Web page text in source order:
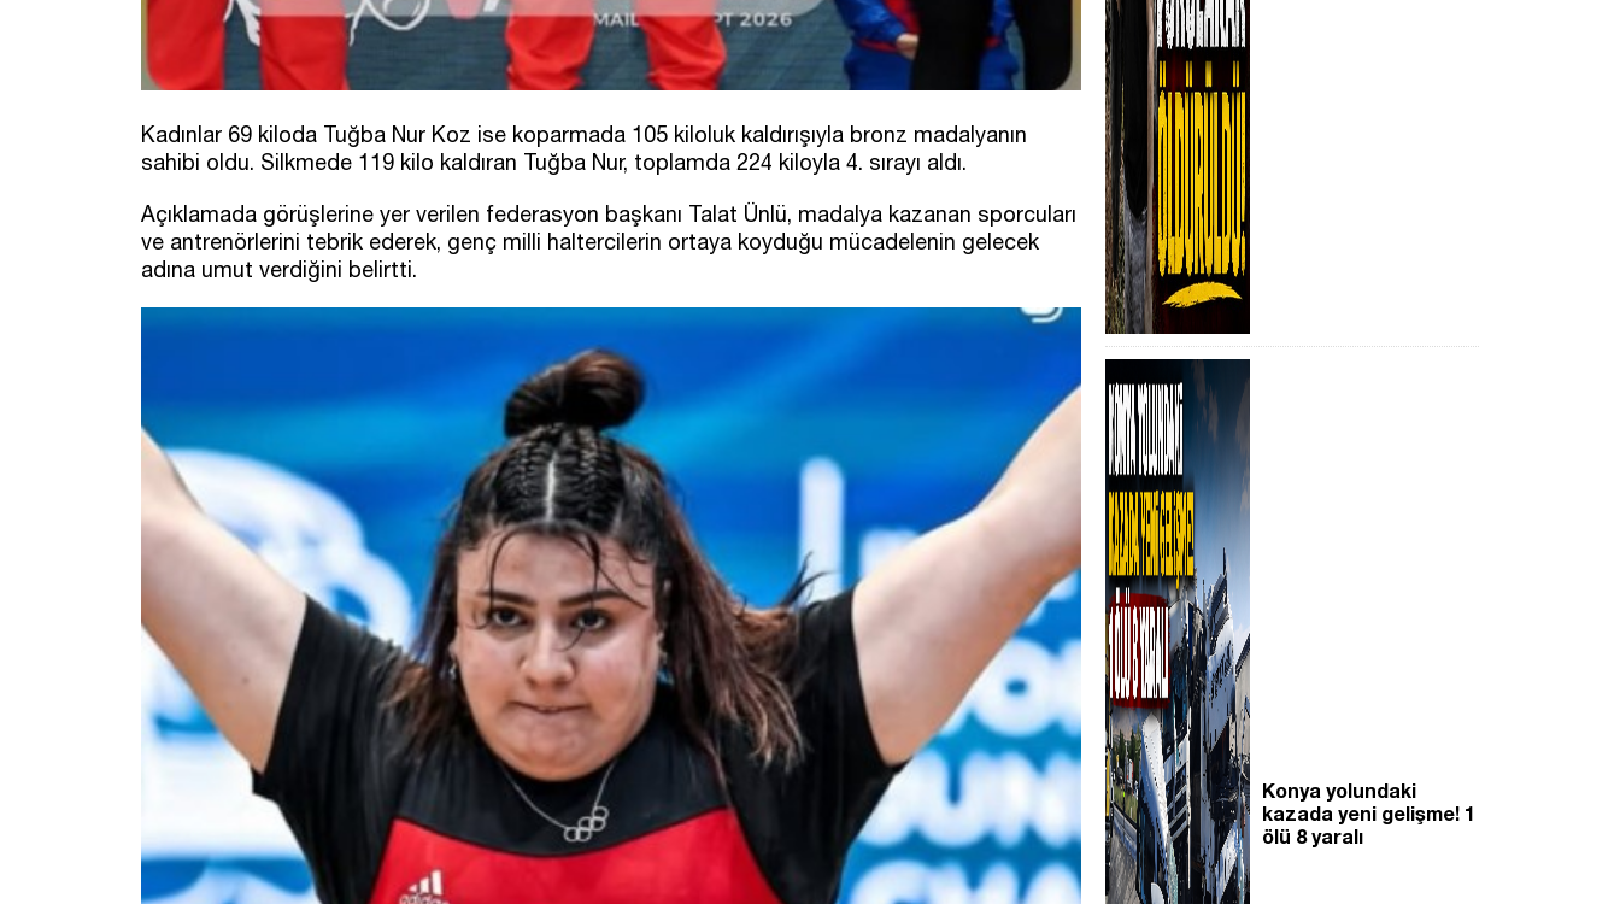
Kadınlar 69 kiloda Tuğba Nur Koz ise koparmada 105 kiloluk kaldırışıyla bronz madalyanın
sahibi oldu. Silkmede 119 kilo kaldıran Tuğba Nur, toplamda 224 kiloyla 4. sırayı aldı.
Açıklamada görüşlerine yer verilen federasyon başkanı Talat Ünlü, madalya kazanan sporcuları
ve antrenörlerini tebrik ederek, genç milli haltercilerin ortaya koyduğu mücadelenin gelecek
adına umut verdiğini belirtti.
Konya yolundaki
kazada yeni gelişme! 1
ölü 8 yaralı